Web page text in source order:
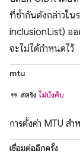
ที่ซ้ำกันดังกล่าวใน
inclusionList) อ
จะไม่ได้กำหนดไว้
mtu
สตริง ไม่บังคับ
การตั้งค่า MTU ส
เชื่อมต่ออีกครั้ง